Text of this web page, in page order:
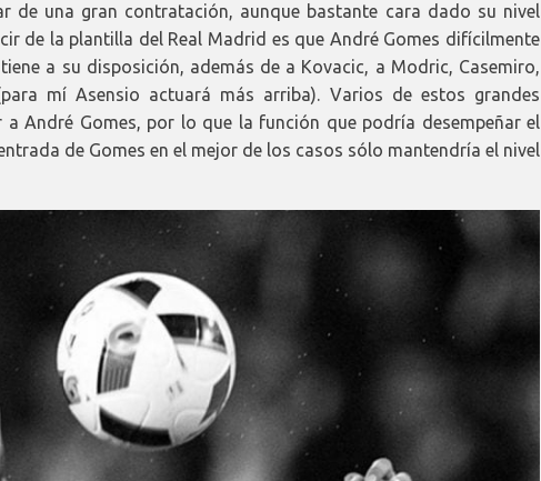
de una gran contratación, aunque bastante cara dado su nivel
de la plantilla del Real Madrid es que André Gomes difícilmente
a su disposición, además de a Kovacic, a Modric, Casemiro,
mí Asensio actuará más arriba). Varios de estos grandes
André Gomes, por lo que la función que podría desempeñar el
de Gomes en el mejor de los casos sólo mantendría el nivel